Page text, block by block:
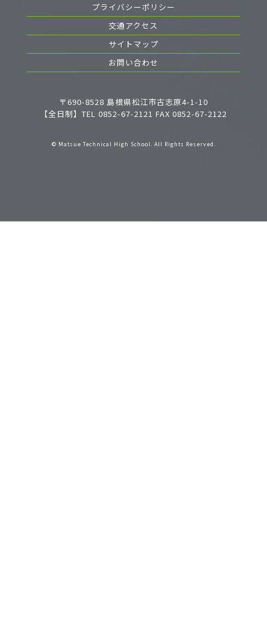
プライバシーポリシー
交通アクセス
サイトマップ
お問い合わせ
〒690-8528 島根県松江市古志原4-1-10
【全日制】TEL 0852-67-2121 FAX 0852-67-2122
© Matsue Technical High School. All Rights Reserved.